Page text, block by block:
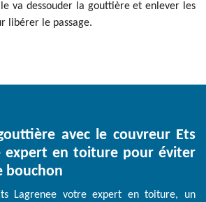
va dessouder la gouttière et enlever les
libérer le passage.
avec le couvreur Ets
expert en toiture pour éviter
bouchon
Lagrenee votre expert en toiture, un